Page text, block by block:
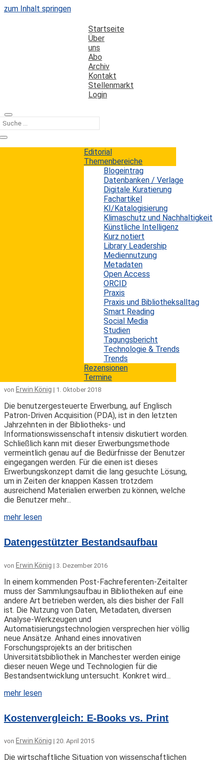
zum Inhalt springen
Startseite
Über
uns
Abo
Archiv
Kontakt
Stellenmarkt
Login
Editorial
Themenbereiche
Blogeintrag
Datenbanken / Verlage
Digitale Kuratierung
Fachartikel
KI/Katalogisierung
Klimaschutz und Nachhaltigkeit
Künstliche Intelligenz
Kurz notiert
Library Leadership
Mediennutzung
Metadaten
Open Access
ORCID
Praxis
Praxis und Bibliotheksalltag
Smart Reading
Social Media
Studien
Tagungsbericht
Technologie & Trends
Trends
Rezensionen
Termine
Kategorie
Bestandsaufbau
Clarivate führt abonnementbasierten
Zugang für Bibliotheken ein
Clarivate hat eine neue abonnementbasierte Strategie
für den Zugang zu akademischen Inhalten eingeführt
und schafft damit den einmaligen Kauf von digitalen
Sammlungen, gedruckten und digitalen Büchern für
Bibliotheken ab. Das Unternehmen verfolgt laut
eigener Aussage das Ziel, einen breiteren und
erschwinglichen Zugang zu wissenschaftlichen
Ressourcen zu ermöglichen und Bibliotheken dabei zu
unterstützen, Forschungs-, Lehr- und Lernziele
effektiver zu erfüllen. Im Rahmen der...
Die wissenschaftliche Wirkung
verschiedener Erwerbungsmodelle
von Erwin König | 1. Oktober 2018
Die benutzergesteuerte Erwerbung, auf Englisch
Patron-Driven Acquisition (PDA), ist in den letzten
Jahrzehnten in der Bibliotheks- und
Informationswissenschaft intensiv diskutiert worden.
Schließlich kann mit dieser Erwerbungsmethode
vermeintlich genau auf die Bedürfnisse der Benutzer
eingegangen werden. Für die einen ist dieses
Erwerbungskonzept damit die lang gesuchte Lösung,
um in Zeiten der knappen Kassen trotzdem
ausreichend Materialien erwerben zu können, welche
die Benutzer mehr...
mehr lesen
Datengestützter Bestandsaufbau
von Erwin König | 3. Dezember 2016
In einem kommenden Post-Fachreferenten-Zeitalter
muss der Sammlungsaufbau in Bibliotheken auf eine
andere Art betrieben werden, als dies bisher der Fall
ist. Die Nutzung von Daten, Metadaten, diversen
Analyse-Werkzeugen und
Automatisierungstechnologien versprechen hier völlig
neue Ansätze. Anhand eines innovativen
Forschungsprojekts an der britischen
Universitätsbibliothek in Manchester werden einige
dieser neuen Wege und Technologien für die
Bestandsentwicklung untersucht. Konkret wird...
mehr lesen
Kostenvergleich: E-Books vs. Print
von Erwin König | 20. April 2015
Die wirtschaftliche Situation von wissenschaftlichen